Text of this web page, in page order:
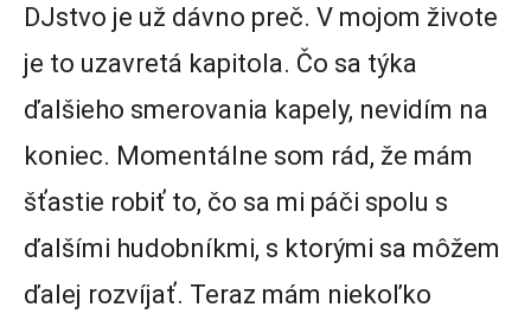
DJstvo je už dávno preč. V mojom živote
je to uzavretá kapitola. Čo sa týka
ďalšieho smerovania kapely, nevidím na
koniec. Momentálne som rád, že mám
šťastie robiť to, čo sa mi páči spolu s
ďalšími hudobníkmi, s ktorými sa môžem
ďalej rozvíjať. Teraz mám niekoľko